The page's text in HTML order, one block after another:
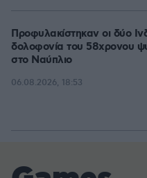
Προφυλακίστηκαν οι δύο
δολοφονία του 58χρονου
στο Ναύπλιο
06.08.2026, 18:53